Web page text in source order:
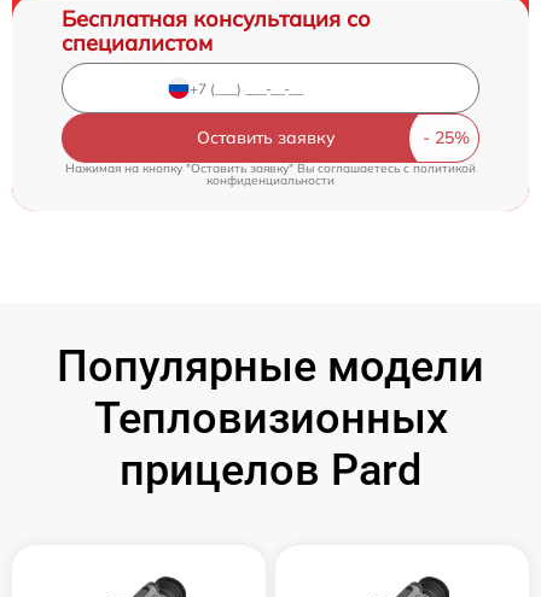
Бесплатная консультация со
специалистом
Оставить заявку
Нажимая на кнопку "Оставить заявку" Вы соглашаетесь c политикой
конфиденциальности
Популярные модели
Тепловизионных
прицелов Pard